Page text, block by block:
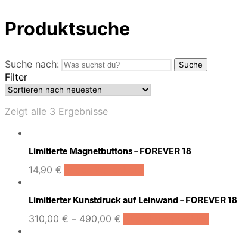
Produktsuche
Suche nach: Suche
Filter
Zeigt alle 3 Ergebnisse
Limitierte Magnetbuttons – FOREVER 18
14,90 €
Limitierter Kunstdruck auf Leinwand – FOREVER 18
310,00 € – 490,00 €